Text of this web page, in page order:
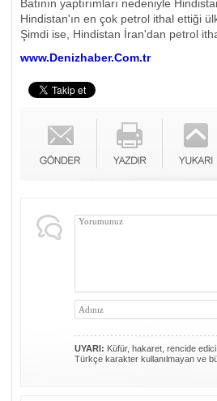
Batının yaptırımları nedeniyle
Hindistan'ın en çok petrol ithal ettiği
Şimdi ise, Hindistan İran'dan petrol
www.Denizhaber.Com.tr
UYARI: Küfür, hakaret, rencide edici
Türkçe karakter kullanılmayan ve